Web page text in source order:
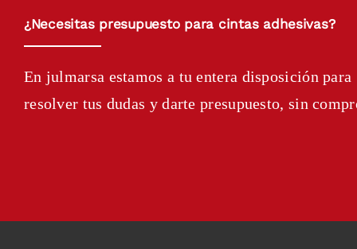
¿Necesitas presupuesto para cintas adhesivas?
En julmarsa estamos a tu entera disposición para
resolver tus dudas y darte presupuesto, sin